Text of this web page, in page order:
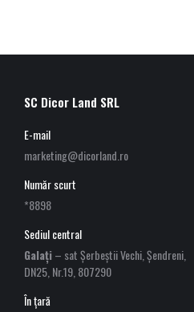
SC Dicor Land SRL
E-mail
marketing@dicorland.ro
Număr scurt
*8898
Sediul central
Galați– sat Șerbeștii Vechi, Șendreni,
DN25, Nr.19, 807290
În țară